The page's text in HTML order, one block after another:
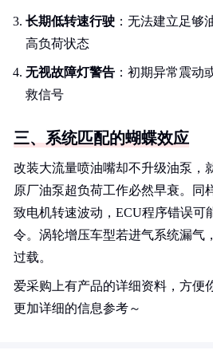
长期低转速行驶 ：无法建立足够
高负荷状态
无视故障灯警告 ：初期异常震动
救信号
三、系统匹配的蝴蝶效应
改装大流量喷油嘴却不升级油泵，
原厂油泵超负荷工作必然早衰。同
致电机转速波动，ECU程序错误可
令。涡轮增压车型若进气系统漏气
过载。
爱采购上有产品的详细资料，方便
更加详细的信息参考～